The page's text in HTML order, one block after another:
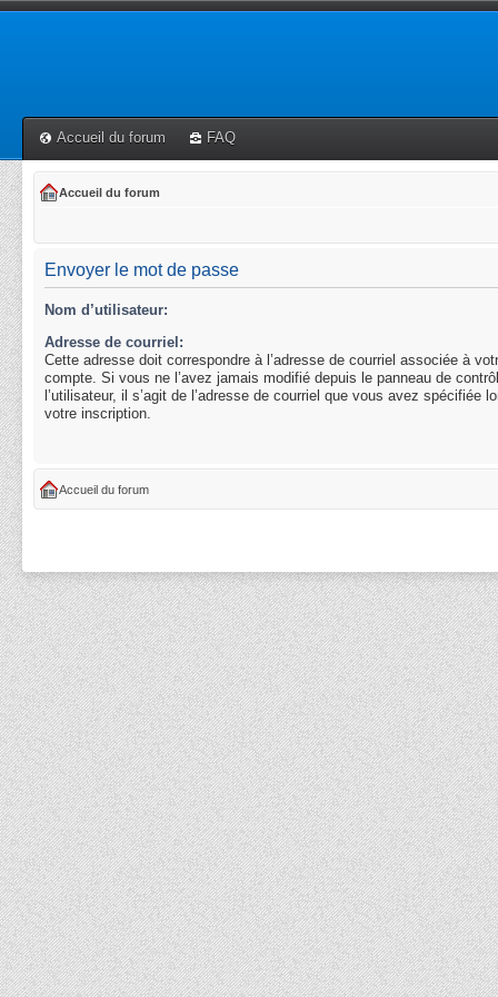
Accueil du forum FAQ
Accueil du forum
Envoyer le mot de passe
Nom d’utilisateur:
Adresse de courriel:
Cette adresse doit correspondre à l’adresse de courriel associée à
compte. Si vous ne l’avez jamais modifié depuis le panneau de
l’utilisateur, il s’agit de l’adresse de courriel que vous avez spécifiée
votre inscription.
Accueil du forum